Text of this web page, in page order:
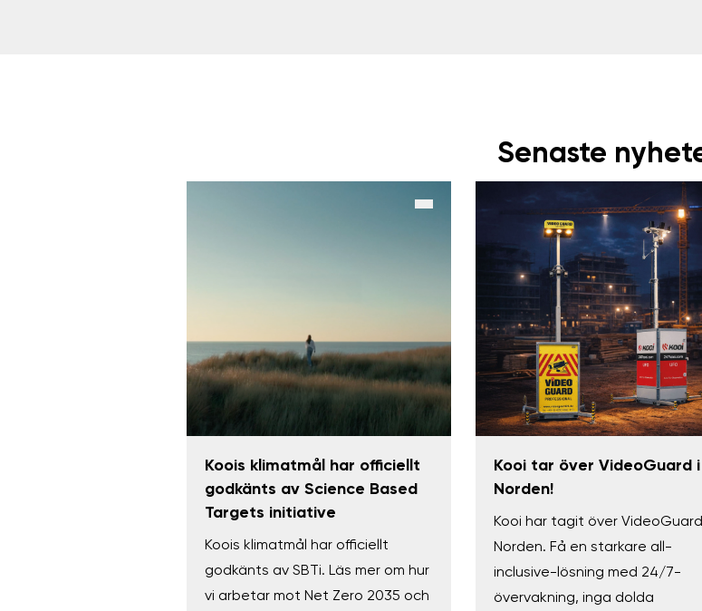
Senaste
Koois klimatmål har officiellt
godkänts av Science Based
Targets initiative
Koois klimatmål har officiellt
godkänts av SBTi. Läs mer om hur
vi arbetar mot Net Zero 2035 och
Kooi tar över VideoGuard i
Norden!
Kooi har tagit över
Norden. Få en starkare all-
inclusive-lösning med 24/7-
övervakning, inga dolda